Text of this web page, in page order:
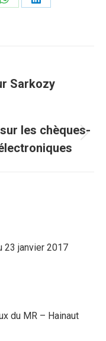
PartagerPartager
Sarkozy
les chèques-
23 janvier 2017
du MR – Hainaut